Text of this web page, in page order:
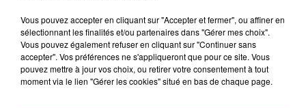
Vous pouvez accepter en cliquant sur "Accepter et fermer", ou affiner en
sélectionnant les finalités et/ou partenaires dans "Gérer mes choix".
Vous pouvez également refuser en cliquant sur "Continuer sans
accepter". Vos préférences ne s'appliqueront que pour ce site. Vous
pouvez mettre à jour vos choix, ou retirer votre consentement à tout
moment via le lien "Gérer les cookies" situé en bas de chaque page.